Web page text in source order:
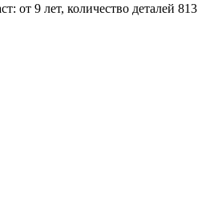
от 9 лет, количество деталей 813